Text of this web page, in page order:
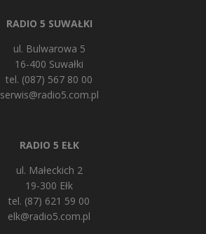
RADIO 5 SUWAŁKI
ul. Bulwarowa 5
16-400 Suwałki
tel. (087) 567 80 00
serwis@radio5.com.pl
RADIO 5 EŁK
ul. Małeckich 2
19-300 Ełk
tel. (87) 621 59 00
elk@radio5.com.pl